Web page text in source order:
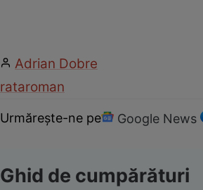
Adrian Dobre
rataroman
Urmărește-ne pe Google News
Ghid de cumpărături